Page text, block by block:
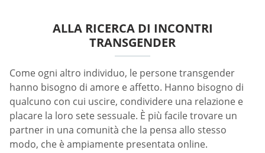
ALLA RICERCA DI INCONTRI
TRANSGENDER
Come ogni altro individuo, le persone transgender
hanno bisogno di amore e affetto. Hanno bisogno di
qualcuno con cui uscire, condividere una relazione e
placare la loro sete sessuale. È più facile trovare un
partner in una comunità che la pensa allo stesso
modo, che è ampiamente presentata online.